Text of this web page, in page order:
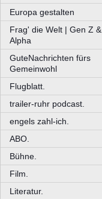
Europa gestalten
Frag' die Welt | Gen Z &
Alpha
GuteNachrichten fürs
Gemeinwohl
Flugblatt.
trailer-ruhr podcast.
engels zahl-ich.
ABO.
Bühne.
Film.
Literatur.